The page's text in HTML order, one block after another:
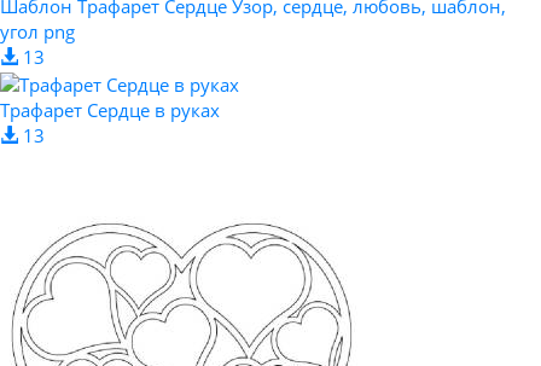
Шаблон Трафарет Сердце Узор, сердце, любовь, шаблон,
угол png
13
Трафарет Сердце в руках
13